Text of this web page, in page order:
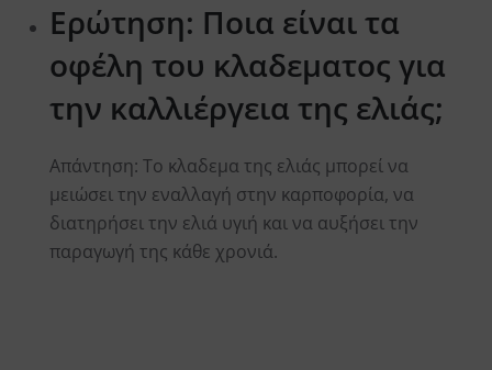
Ερώτηση: Ποια είναι τα
οφέλη του κλαδεματος για
την καλλιέργεια της ελιάς;
Aπάντηση: Το κλαδεμα της ελιάς μπορεί να
μειώσει την εναλλαγή στην καρποφορία, να
διατηρήσει την ελιά υγιή και να αυξήσει την
παραγωγή της κάθε χρονιά.